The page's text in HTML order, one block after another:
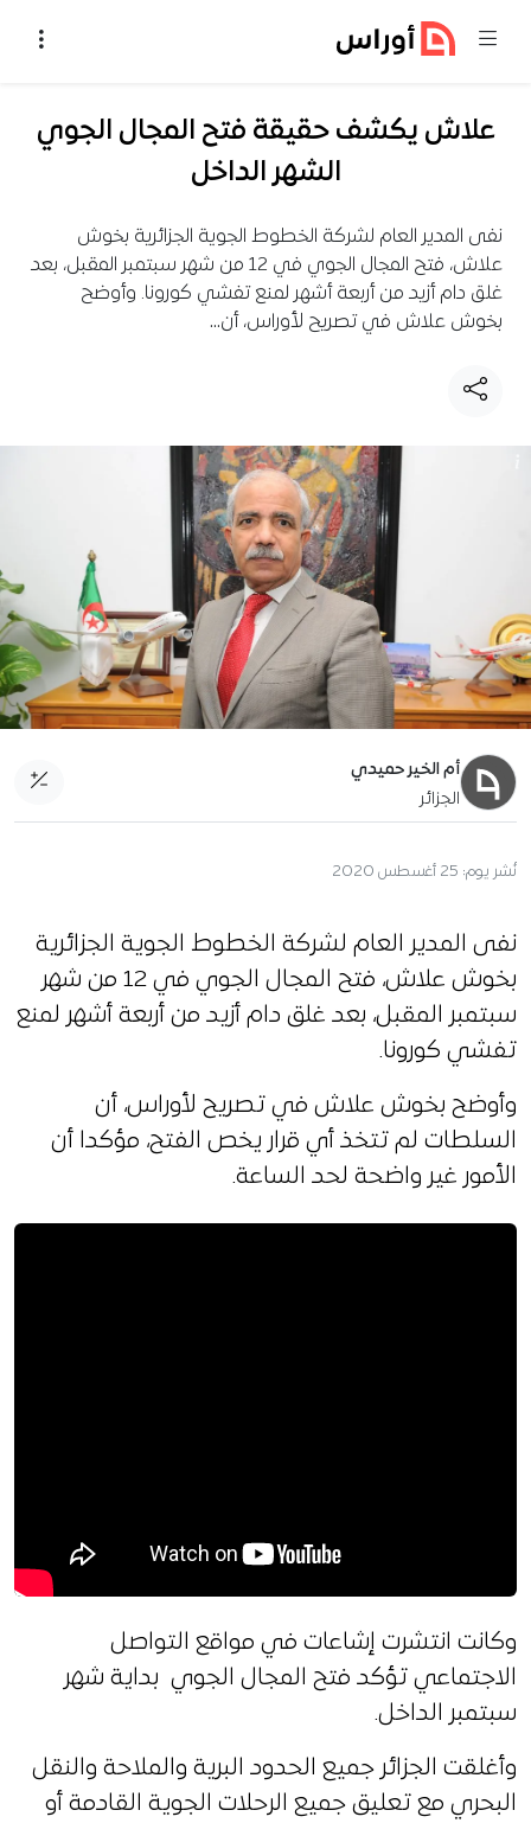
علاش يكشف حقيقة فتح المجال الجوي
الشهر الداخل
نفى المدير العام لشركة الخطوط الجوية الجزائرية بخوش
علاش، فتح المجال الجوي في 12 من شهر سبتمبر المقبل، بعد
غلق دام أزيد من أربعة أشهر لمنع تفشي كورونا. وأوضح
بخوش علاش في تصريح لأوراس، أن…
أم الخير حميدي
الجزائر
نُشر يوم: 25 أغسطس 2020
نفى المدير العام لشركة الخطوط الجوية الجزائرية
بخوش علاش، فتح المجال الجوي في 12 من شهر
سبتمبر المقبل، بعد غلق دام أزيد من أربعة أشهر لمنع
تفشي كورونا.
وأوضح بخوش علاش في تصريح لأوراس، أن
السلطات لم تتخذ أي قرار يخص الفتح، مؤكدا أن
الأمور غير واضحة لحد الساعة.
وكانت انتشرت إشاعات في مواقع التواصل
الاجتماعي تؤكد فتح المجال الجوي بداية شهر
سبتمبر الداخل.
وأغلقت الجزائر جميع الحدود البرية والملاحة والنقل
البحري مع تعليق جميع الرحلات الجوية القادمة أو